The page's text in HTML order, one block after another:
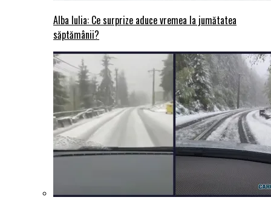
Alba Iulia: Ce surprize aduce vremea la jumătatea
săptămânii?